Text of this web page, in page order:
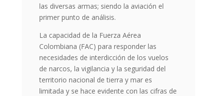
las diversas armas; siendo la aviación el
primer punto de análisis.
La capacidad de la Fuerza Aérea
Colombiana (FAC) para responder las
necesidades de interdicción de los vuelos
de narcos, la vigilancia y la seguridad del
territorio nacional de tierra y mar es
limitada y se hace evidente con las cifras de